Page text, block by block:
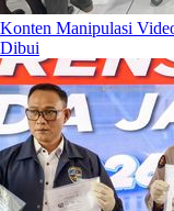
Konten Manipulasi
Dibui